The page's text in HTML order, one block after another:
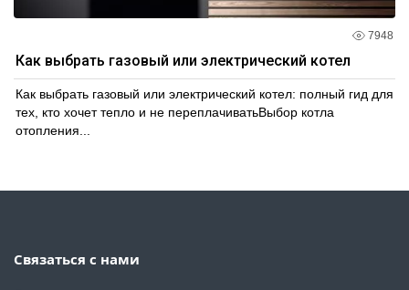
7948
Как выбрать газовый или электрический котел
Как выбрать газовый или электрический котел: полный гид для
тех, кто хочет тепло и не переплачиватьВыбор котла
отопления...
Связаться с нами